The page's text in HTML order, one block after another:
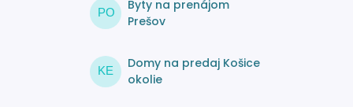
PO
Byty na prenájom
Prešov
KE
Domy na predaj Košice
okolie